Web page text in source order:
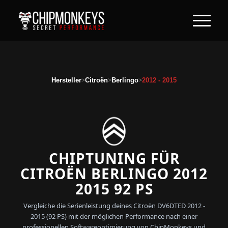
Hersteller>Citroën>Berlingo>2012 - 2015
CHIPTUNING FÜR
CITROËN BERLINGO 2012
2015 92 PS
Vergleiche die Serienleistung deines Citroën DV6DTED 2012 -
2015 (92 PS) mit der möglichen Performance nach einer